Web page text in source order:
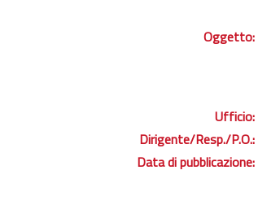
Oggetto:
Ufficio:
Dirigente/Resp./P.O.:
Data di pubblicazione: